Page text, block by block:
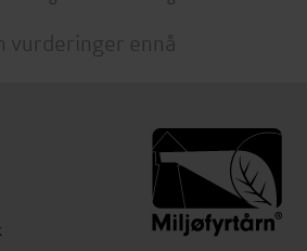
vurderinger ennå